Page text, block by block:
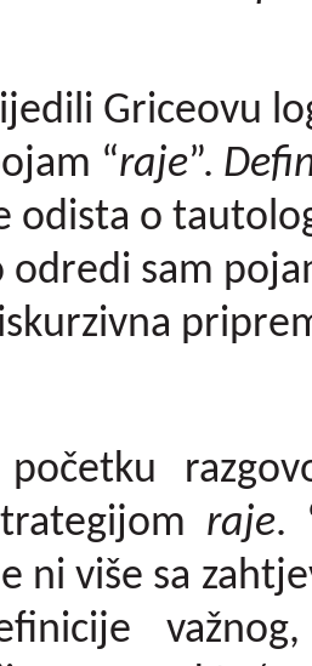
Griceovu
“raje”.
odista o
sam
raje.
ni više sa